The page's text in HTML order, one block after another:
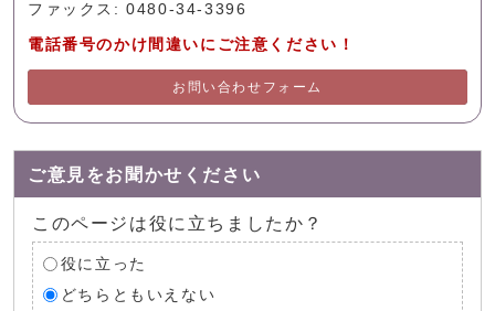
ファックス: 0480-34-3396
電話番号のかけ間違いにご注意ください！
お問い合わせフォーム
ご意見をお聞かせください
このページは役に立ちましたか？
役に立った
どちらともいえない